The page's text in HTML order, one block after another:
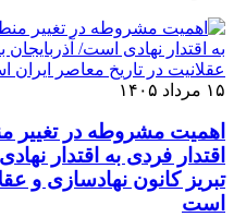
۱۵ مرداد ۱۴۰۵
اهمیت مشروطه در تغییر
اقتدار فردی به اقتدار
تبریز کانون نهادسازی و
است